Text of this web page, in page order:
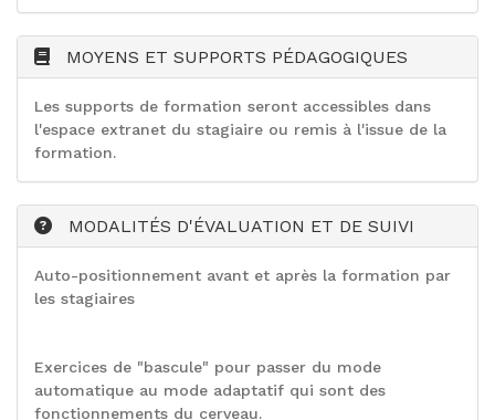
MOYENS ET SUPPORTS PÉDAGOGIQUES
Les supports de formation seront accessibles dans
l'espace extranet du stagiaire ou remis à l'issue de la
formation.
MODALITÉS D'ÉVALUATION ET DE SUIVI
Auto-positionnement avant et après la formation par
les stagiaires
Exercices de "bascule" pour passer du mode
automatique au mode adaptatif qui sont des
fonctionnements du cerveau.